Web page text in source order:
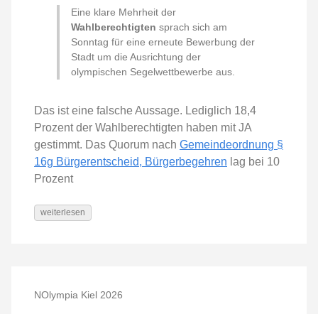
Eine klare Mehrheit der
Wahlberechtigten sprach sich am
Sonntag für eine erneute Bewerbung der
Stadt um die Ausrichtung der
olympischen Segelwettbewerbe aus.
Das ist eine falsche Aussage. Lediglich 18,4
Prozent der Wahlberechtigten haben mit JA
gestimmt. Das Quorum nach Gemeindeordnung §
16g Bürgerentscheid, Bürgerbegehren lag bei 10
Prozent
weiterlesen
NOlympia Kiel 2026